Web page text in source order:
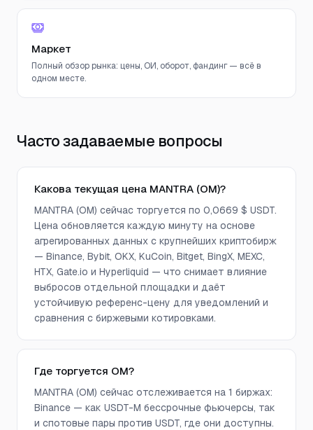
Маркет
Полный обзор рынка: цены, ОИ, оборот, фандинг — всё в
одном месте.
Часто задаваемые вопросы
Какова текущая цена MANTRA (OM)?
MANTRA (OM) сейчас торгуется по 0,0669 $ USDT.
Цена обновляется каждую минуту на основе
агрегированных данных с крупнейших криптобирж
— Binance, Bybit, OKX, KuCoin, Bitget, BingX, MEXC,
HTX, Gate.io и Hyperliquid — что снимает влияние
выбросов отдельной площадки и даёт
устойчивую референс-цену для уведомлений и
сравнения с биржевыми котировками.
Где торгуется OM?
MANTRA (OM) сейчас отслеживается на 1 биржах:
Binance — как USDT-M бессрочные фьючерсы, так
и спотовые пары против USDT, где они доступны.